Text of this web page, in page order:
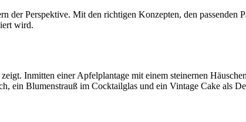
der Perspektive. Mit den richtigen Konzepten, den passenden
wird.
Inmitten einer Apfelplantage mit einem steinernen
ein Blumenstrauß im Cocktailglas und ein Vintage Cake als